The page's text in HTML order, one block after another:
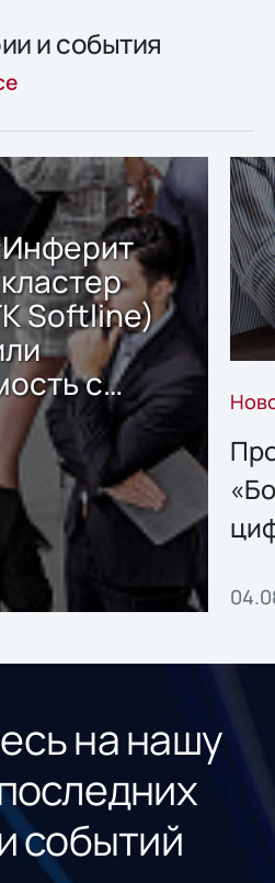
и события
Softline)
с
для
на нашу
событий